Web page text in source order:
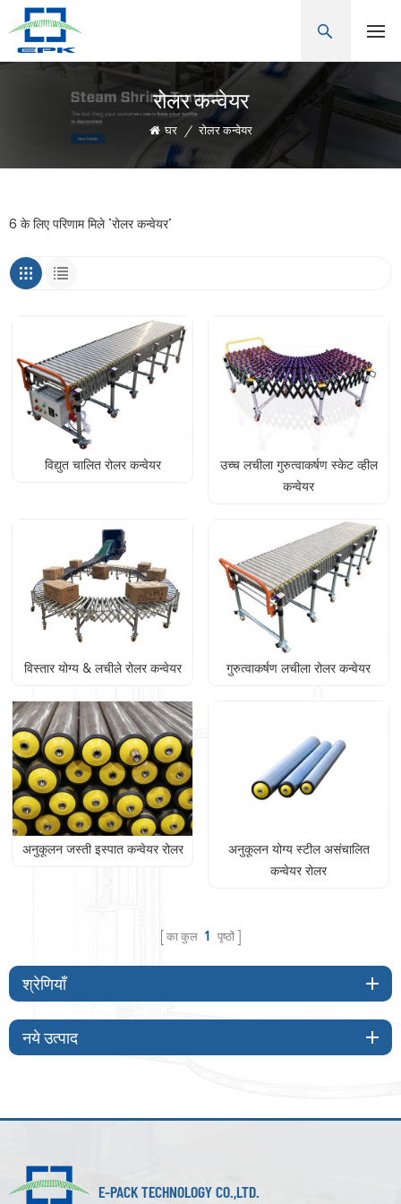
रोलर कन्वेयर
घर / रोलर कन्वेयर
6 के लिए परिणाम मिले "रोलर कन्वेयर"
विद्युत चालित रोलर कन्वेयर
उच्च लचीला गुरुत्वाकर्षण स्केट व्हील
कन्वेयर
विस्तार योग्य & लचीले रोलर कन्वेयर गुरुत्वाकर्षण लचीला रोलर कन्वेयर
अनुकूलन जस्ती इस्पात कन्वेयर रोलर
अनुकूलन योग्य स्टील असंचालित
कन्वेयर रोलर
का कुल 1 पृष्ठों
श्रेणियाँ
नये उत्पाद
E-PACK TECHNOLOGY CO.,LTD.